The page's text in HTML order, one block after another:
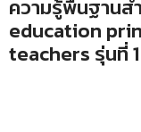
ความรู้พื้นฐานส
education
teachers รุ่นที่ 1